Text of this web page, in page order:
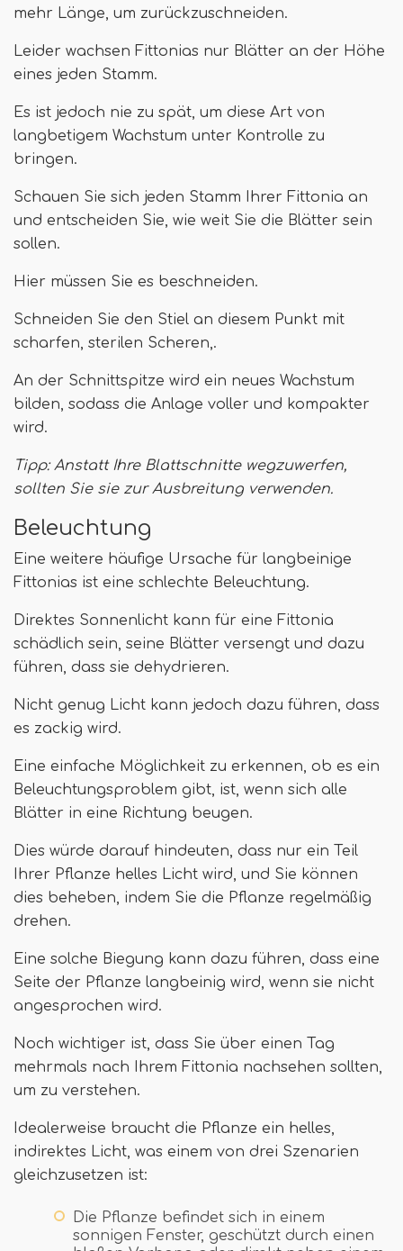
mehr Länge, um zurückzuschneiden.
Leider wachsen Fittonias nur Blätter an der Höhe
eines jeden Stamm.
Es ist jedoch nie zu spät, um diese Art von
langbetigem Wachstum unter Kontrolle zu
bringen.
Schauen Sie sich jeden Stamm Ihrer Fittonia an
und entscheiden Sie, wie weit Sie die Blätter sein
sollen.
Hier müssen Sie es beschneiden.
Schneiden Sie den Stiel an diesem Punkt mit
scharfen, sterilen Scheren,.
An der Schnittspitze wird ein neues Wachstum
bilden, sodass die Anlage voller und kompakter
wird.
Tipp: Anstatt Ihre Blattschnitte wegzuwerfen,
sollten Sie sie zur Ausbreitung verwenden.
Beleuchtung
Eine weitere häufige Ursache für langbeinige
Fittonias ist eine schlechte Beleuchtung.
Direktes Sonnenlicht kann für eine Fittonia
schädlich sein, seine Blätter versengt und dazu
führen, dass sie dehydrieren.
Nicht genug Licht kann jedoch dazu führen, dass
es zackig wird.
Eine einfache Möglichkeit zu erkennen, ob es ein
Beleuchtungsproblem gibt, ist, wenn sich alle
Blätter in eine Richtung beugen.
Dies würde darauf hindeuten, dass nur ein Teil
Ihrer Pflanze helles Licht wird, und Sie können
dies beheben, indem Sie die Pflanze regelmäßig
drehen.
Eine solche Biegung kann dazu führen, dass eine
Seite der Pflanze langbeinig wird, wenn sie nicht
angesprochen wird.
Noch wichtiger ist, dass Sie über einen Tag
mehrmals nach Ihrem Fittonia nachsehen sollten,
um zu verstehen.
Idealerweise braucht die Pflanze ein helles,
indirektes Licht, was einem von drei Szenarien
gleichzusetzen ist:
Die Pflanze befindet sich in einem
sonnigen Fenster, geschützt durch einen